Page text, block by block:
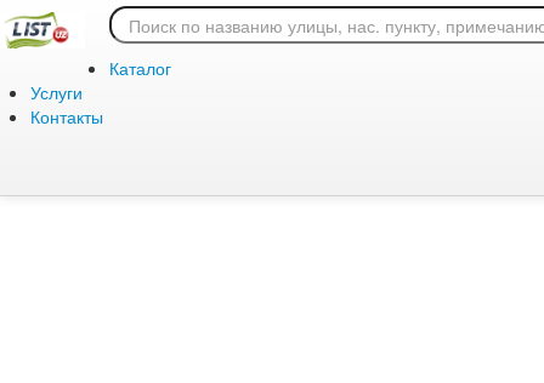
Каталог
Услуги
Контакты
Ошибка 404: страница